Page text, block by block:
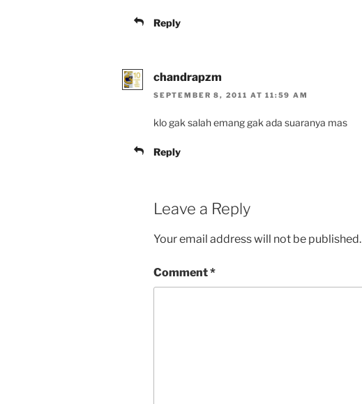
Reply
chandrapzm
SEPTEMBER 8, 2011 AT 11:59 AM
klo gak salah emang gak ada suaranya mas
Reply
Leave a Reply
Your email address will not be published.
Comment*